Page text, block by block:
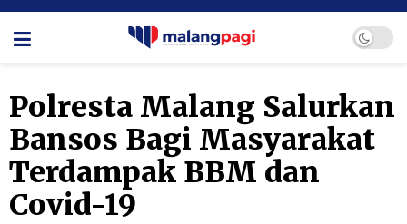
Polresta Malang Salurkan
Bansos Bagi Masyarakat
Terdampak BBM dan
Covid-19